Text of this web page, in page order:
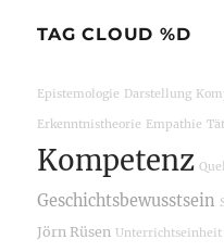
TAG CLOUD %D
Epistemologie Darstellung
Erkenntnistheorie Empathie
Kompetenz
Geschichtsbewusstsein
Jörn Rüsen Unterrichtseinheit